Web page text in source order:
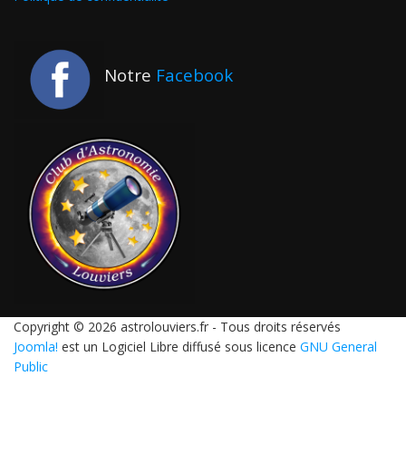
Notre Facebook
Copyright © 2026 astrolouviers.fr - Tous droits réservés
Joomla! est un Logiciel Libre diffusé sous licence GNU General
Public